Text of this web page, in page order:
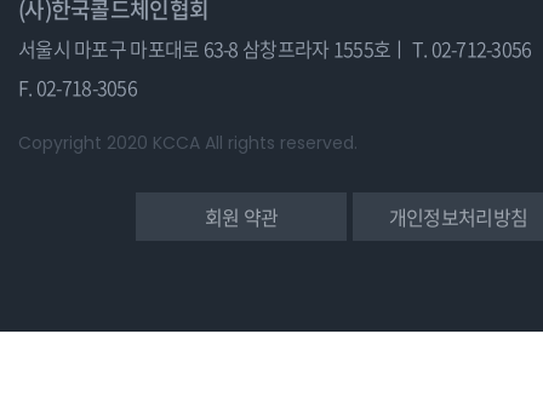
(사)한국콜드체인협회
서울시 마포구 마포대로 63-8 삼창프라자 1555호ㅣ T. 02-712-3056
F. 02-718-3056
Copyright 2020 KCCA All rights reserved.
회원 약관 개인정보처리방침